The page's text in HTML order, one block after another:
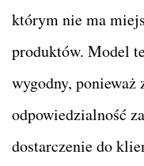
którym nie ma
produktów. Model
wygodny, ponieważ
odpowiedzialność
dostarczenie do